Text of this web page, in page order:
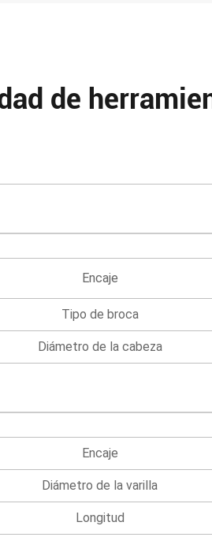
de
Encaje
Tipo de broca
Diámetro de la cabeza
Encaje
Diámetro de la varilla
Longitud